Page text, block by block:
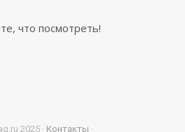
что посмотреть!
2025 · Контакты ·